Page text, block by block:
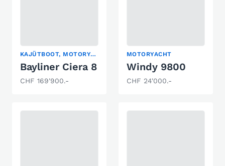
KAJÜTBOOT, MOTORYACHT
Bayliner Ciera 8
CHF 169'900.-
MOTORYACHT
Windy 9800
CHF 24'000.-